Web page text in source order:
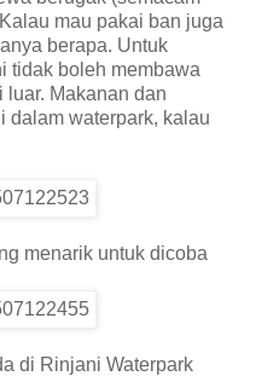
mau pakai ban juga
berapa. Untuk
tidak boleh membawa
luar. Makanan dan
dalam waterpark, kalau
menarik untuk dicoba
di Rinjani Waterpark